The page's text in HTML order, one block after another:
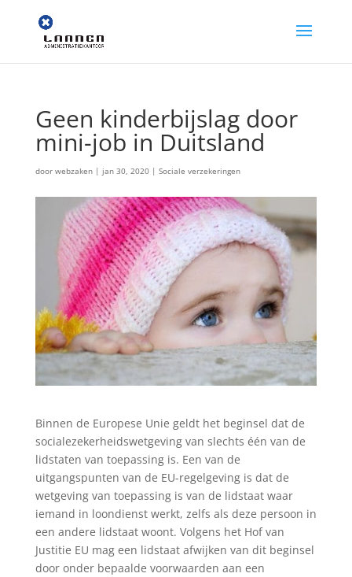
Geen kinderbijslag door
mini-job in Duitsland
door webzaken| jan 30, 2020| Sociale verzekeringen
Binnen de Europese Unie geldt het beginsel dat de
socialezekerheidswetgeving van slechts één van de
lidstaten van toepassing is. Een van de
uitgangspunten van de EU-regelgeving is dat de
wetgeving van toepassing is van de lidstaat waar
iemand in loondienst werkt, zelfs als deze persoon in
een andere lidstaat woont. Volgens het Hof van
Justitie EU mag een lidstaat afwijken van dit beginsel
door onder bepaalde voorwaarden aan een